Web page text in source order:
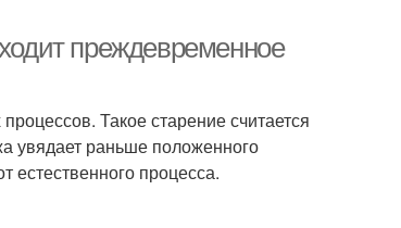
преждевременное
Такое старение считается
увядает раньше положенного
естественного процесса.